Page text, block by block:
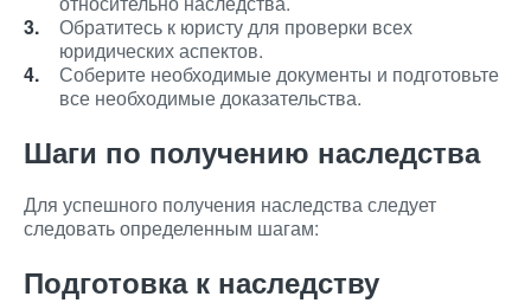
Обратитесь к юристу для проверки всех
юридических аспектов.
Соберите необходимые документы и подготовьте
все необходимые доказательства.
Шаги по получению наследства
Для успешного получения наследства следует
следовать определенным шагам:
Подготовка к наследству